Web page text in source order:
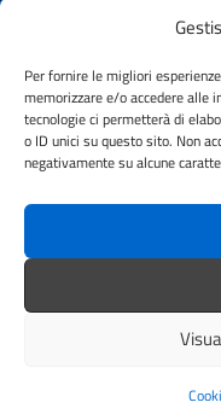
Per fornire le migliori
memorizzare e/o accedere alle
tecnologie ci permetterà di
o ID unici su questo sito. Non
negativamente su alcune
Informativa privacy
Cookie Policy
Note legali
Dichiarazione di
SEGUICI SU
Biblioteca
Mappa